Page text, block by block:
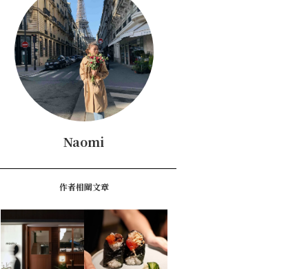
Naomi
作者相關文章